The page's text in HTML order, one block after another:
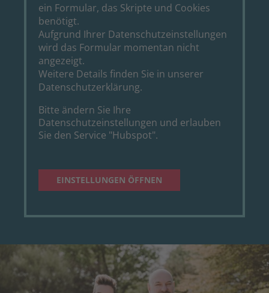
ein Formular, das Skripte und Cookies
benötigt.
Aufgrund Ihrer Datenschutzeinstellungen
wird das Formular momentan nicht
angezeigt.
Weitere Details finden Sie in unserer
Datenschutzerklärung.
Bitte ändern Sie Ihre
Datenschutzeinstellungen und erlauben
Sie den Service "Hubspot".
EINSTELLUNGEN ÖFFNEN